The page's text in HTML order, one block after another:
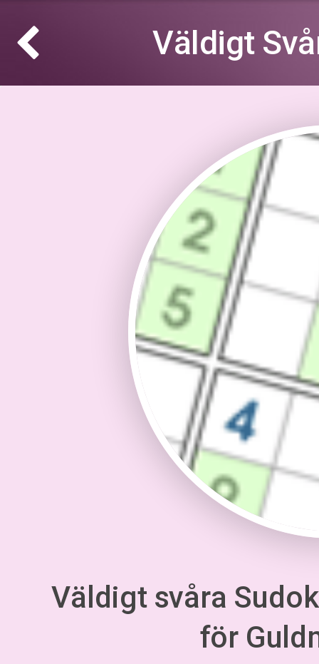
Väldigt
Väldigt svåra
för